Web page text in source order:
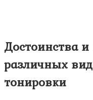
Достоинства и
различных
тонировки